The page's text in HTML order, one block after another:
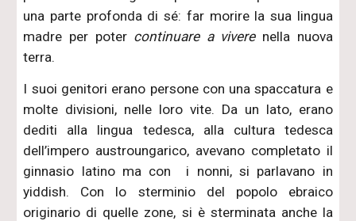
una parte profonda di sé: far morire la sua lingua
madre per poter continuare a viverenella nuova
terra.
I suoi genitori erano persone con una spaccatura e
molte divisioni, nelle loro vite. Da un lato, erano
dediti alla lingua tedesca, alla cultura tedesca
dell’impero austroungarico, avevano completato il
ginnasio latino ma con i nonni, si parlavano in
yiddish. Con lo sterminio del popolo ebraico
originario di quelle zone, si è sterminata anche la